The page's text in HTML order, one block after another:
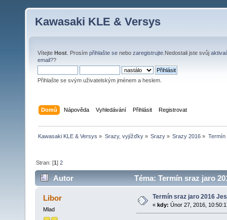
Kawasaki KLE & Versys
Vítejte Host . Prosím přihlašte se nebo zaregistrujte .Nedostali jste svůj
email??
Přihlašte se svým uživatelským jménem a heslem.
Domů Nápověda Vyhledávání Přihlásit Registrovat
Kawasaki KLE & Versys » Srazy, vyjížďky» Srazy» Srazy 2016 » Termín
Stran: [1]2
Autor Téma: Termín sraz jaro
Libor
Mlad
Termín sraz jaro 2016
« kdy: Únor 27, 2016,